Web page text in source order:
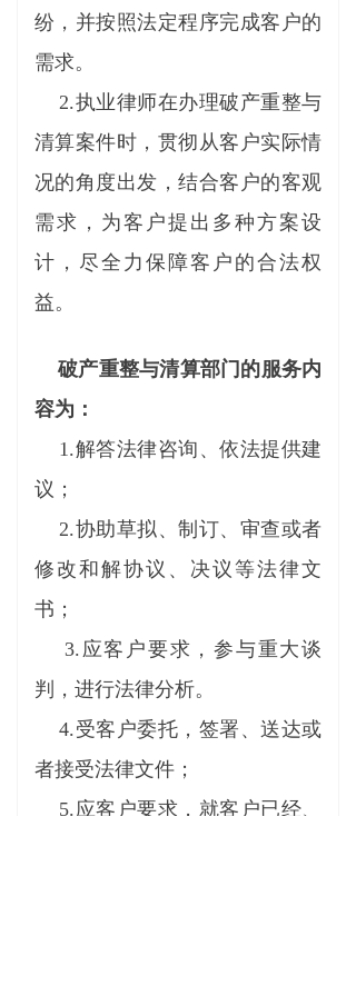
纷，并按照法定程序完成客户的
需求。
2.执业律师在办理破产重整与
清算案件时，贯彻从客户实际情
况的角度出发，结合客户的客观
需求，为客户提出多种方案设
计，尽全力保障客户的合法权
益。
破产重整与清算部门的服务内
容为：
1.解答法律咨询、依法提供建
议；
2.协助草拟、制订、审查或者
修改和解协议、决议等法律文
书；
3.应客户要求，参与重大谈
判，进行法律分析。
4.受客户委托，签署、送达或
者接受法律文件；
5.应客户要求，就客户已经、